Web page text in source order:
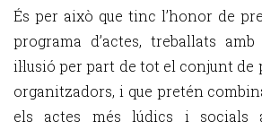
És per això que tinc l’honor de
programa d’actes, treballats
il·lusió per part de tot el conjunt
organitzadors, i que pretén
els actes més lúdics i socials